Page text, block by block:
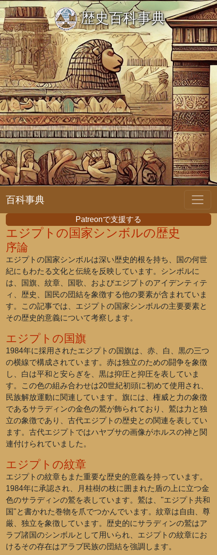
歴史百科事典
百科事典
Patreonで支援する
エジプトの国家シンボルの歴史
序論
エジプトの国家シンボルは深い歴史的根を持ち、国の何世
紀にもわたる文化と伝統を反映しています。シンボルに
は、国旗、紋章、国歌、およびエジプトのアイデンティテ
ィ、歴史、国民の団結を象徴する他の要素が含まれていま
す。この記事では、エジプトの国家シンボルの主要要素と
その歴史的意義について考察します。
エジプトの国旗
1984年に採用されたエジプトの国旗は、赤、白、黒の三つ
の横線で構成されています。赤は独立のための闘争を象徴
し、白は平和と安らぎを、黒は抑圧と抑圧を表していま
す。この色の組み合わせは20世紀初頭に初めて使用され、
民族解放運動に関連しています。旗には、権威と力の象徴
であるサラディンの金色の鷲が飾られており、鷲は力と独
立の象徴であり、古代エジプトの歴史との関連を表してい
ます。古代エジプトではハヤブサの画像がホルスの神と関
連付けられていました。
エジプトの紋章
エジプトの紋章もまた重要な歴史的意義を持っています。
1984年に承認され、月桂樹の枝に囲まれた盾の上に立つ金
色のサラディンの鷲を表しています。鷲は、"エジプト共和
国"と書かれた巻物を爪でつかんでいます。紋章は自由、尊
厳、独立を象徴しています。歴史的にサラディンの鷲はア
ラブ諸国のシンボルとして用いられ、エジプトの紋章にお
けるその存在はアラブ民族の団結を強調します。